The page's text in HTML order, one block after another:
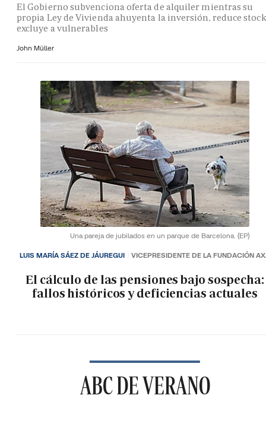
El Gobierno subvenciona oferta de alquiler mientras su
propia Ley de Vivienda ahuyenta la inversión, reduce
excluye a vulnerables
John Müller
Una pareja de jubilados en un parque de Barcelona. (EP)
El cálculo de las pensiones bajo sospecha:
fallos históricos y deficiencias actuales
LUIS MARÍA SÁEZ DE JÁUREGUI VICEPRESIDENTE DE LA FUNDACIÓN
ABC DE VERANO